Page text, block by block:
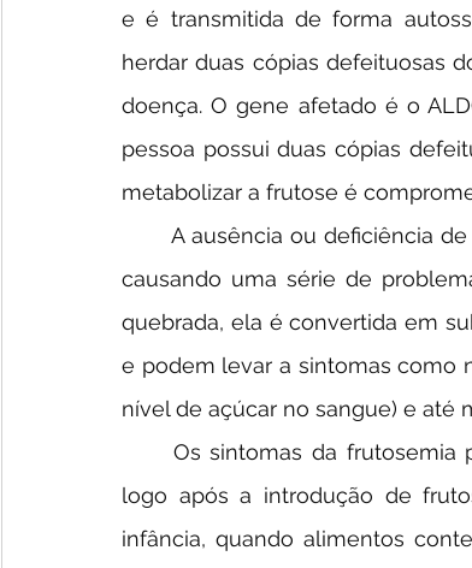
e é transmitida de forma
herdar duas cópias defeituosas
doença. O gene afetado é o
pessoa possui duas cópias
metabolizar a frutose é
causando uma série de
quebrada, ela é convertida em
e podem levar a sintomas como
nível de açúcar no sangue) e até
logo após a introdução de
infância, quando alimentos